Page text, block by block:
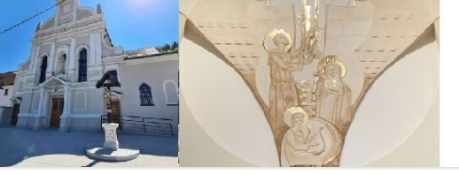
NA MIKLAVŠKEM
KAPUCINI
FARNA KRONIKA
NAŠI ŽUPNIKI
BLAGOSLOVI
NAŠI PRIPROŠNJIKI
MOLITVE
POSNETKI NEKATERIH PESMI